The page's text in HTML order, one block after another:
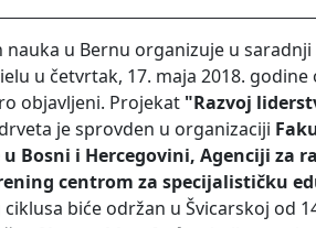
u Bernu organizuje u
u četvrtak, 17. maja 2018.
objavljeni. Projekat "Razvoj
je sprovden u organizaciji
u Bosni i Hercegovini, Agenciji za
centrom za specijalističku
biće održan u Švicarskoj od